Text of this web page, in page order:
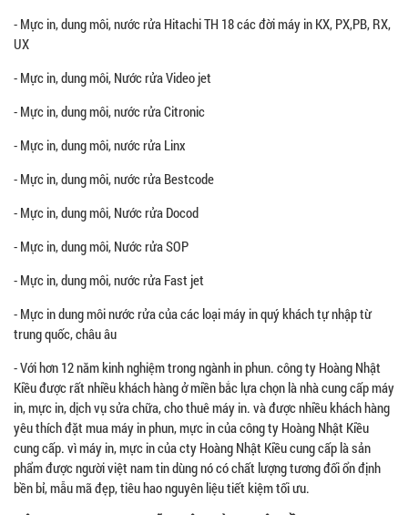
- Mực in, dung môi, nước rửa Hitachi TH 18 các đời máy in KX, PX,PB, RX,
UX
- Mực in, dung môi, Nước rửa Video jet
- Mực in, dung môi, nước rửa Citronic
- Mực in, dung môi, nước rửa Linx
- Mực in, dung môi, nước rửa Bestcode
- Mực in, dung môi, Nước rửa Docod
- Mực in, dung môi, Nước rửa SOP
- Mực in, dung môi, nước rửa Fast jet
- Mực in dung môi nước rửa của các loại máy in quý khách tự nhập từ
trung quốc, châu âu
- Với hơn 12 năm kinh nghiệm trong ngành in phun. công ty Hoàng Nhật
Kiều được rất nhiều khách hàng ở miền bắc lựa chọn là nhà cung cấp máy
in, mực in, dịch vụ sửa chữa, cho thuê máy in. và được nhiều khách hàng
yêu thích đặt mua máy in phun, mực in của công ty Hoàng Nhật Kiều
cung cấp. vì máy in, mực in của cty Hoàng Nhật Kiều cung cấp là sản
phẩm được người việt nam tin dùng nó có chất lượng tương đối ổn định
bền bỉ, mẫu mã đẹp, tiêu hao nguyên liệu tiết kiệm tối ưu.